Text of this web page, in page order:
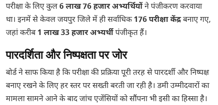
परीक्षा के लिए कुल6 लाख 76 हजार अभ्यर्थियोंने पंजीकरण करवाया
था। इनमें से केवल जयपुर जिले में ही सर्वाधिक176 परीक्षा केंद्रबनाए गए,
जहां करीब1 लाख 33 हजार अभ्यर्थीपंजीकृत हैं।
पारदर्शिता और निष्पक्षता पर जोर
बोर्ड ने साफ किया है कि परीक्षा की प्रक्रिया पूरी तरह से पारदर्शी और निष्पक्ष
बनाए रखने के लिए हर स्तर पर सख्ती बरती जा रही है। डमी उम्मीदवारों का
मामला सामने आने के बाद जांच एजेंसियों को सौंपना भी इसी का हिस्सा है।